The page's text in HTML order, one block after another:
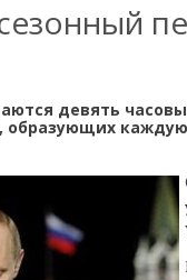
девять
образующих